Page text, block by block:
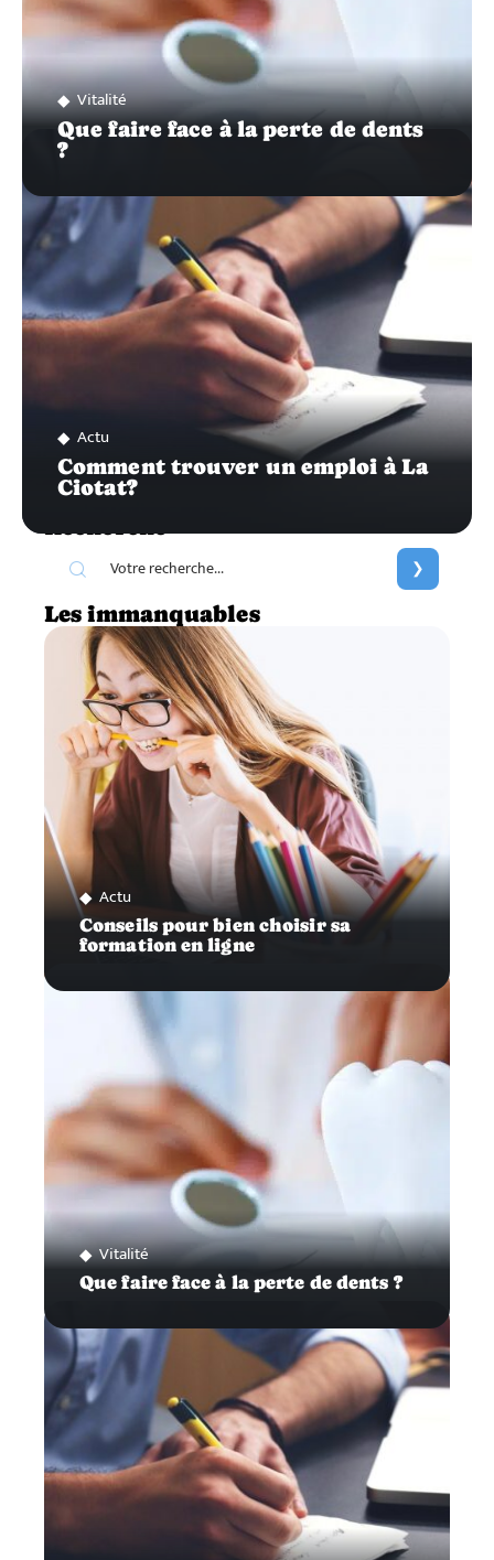
Vitalité
Que faire face à la perte de dents
?
Actu
Comment trouver un emploi à La
Ciotat?
Recherche
Les immanquables
Actu
Conseils pour bien choisir sa
formation en ligne
Vitalité
Que faire face à la perte de dents ?